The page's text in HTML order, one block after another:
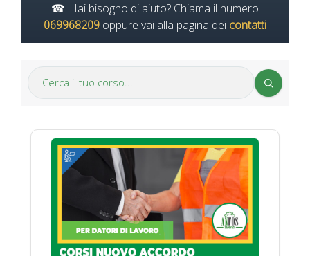
Hai bisogno di aiuto? Chiama il numero
069968209 oppure vai alla pagina dei contatti